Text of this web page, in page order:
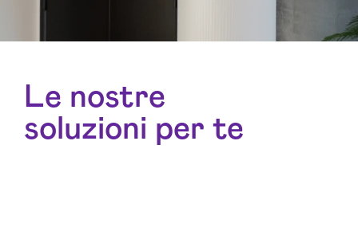
Le nostre
soluzioni per te